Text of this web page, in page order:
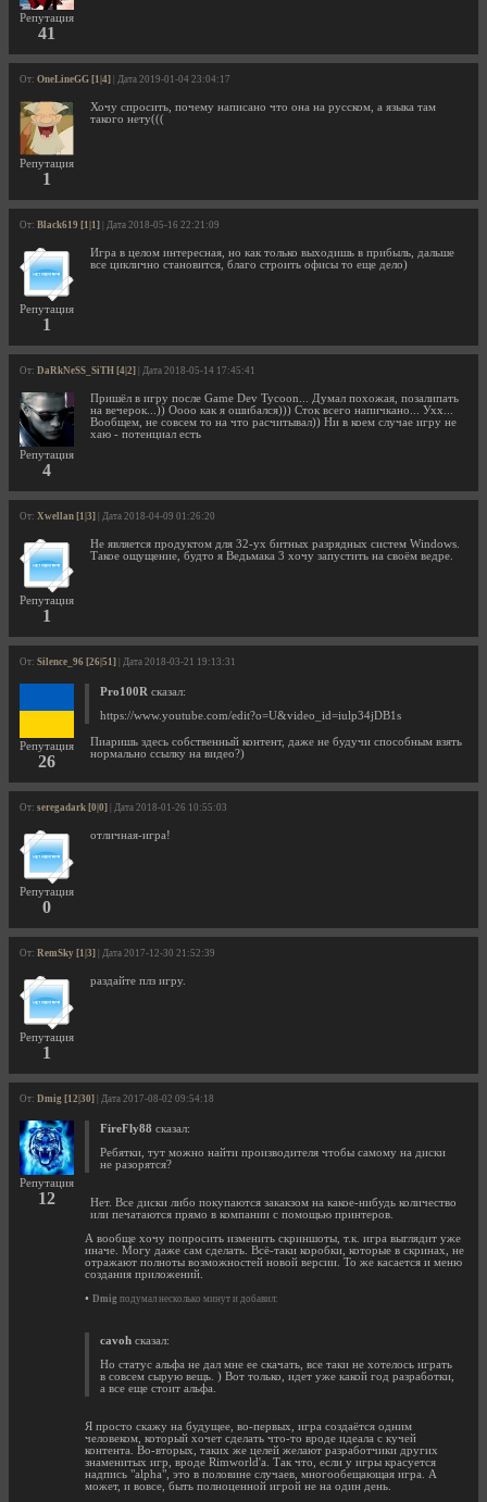
Репутация
41
От: OneLineGG [1|4] | Дата 2019-01-04 23:04:17
Репутация
1
Хочу спросить, почему написано что она на русском, а языка там
такого нету(((
От: Black619 [1|1] | Дата 2018-05-16 22:21:09
Репутация
1
Игра в целом интересная, но как только выходишь в прибыль, дальше
все циклично становится, благо строить офисы то еще дело)
От: DaRkNeSS_SiTH [4|2] | Дата 2018-05-14 17:45:41
Репутация
4
Пришёл в игру после Game Dev Tycoon... Думал похожая, позалипать
на вечерок...)) Оооо как я ошибался))) Сток всего напичкано... Ухх...
Вообщем, не совсем то на что расчитывал)) Ни в коем случае игру не
хаю - потенциал есть
От: Xwellan [1|3] | Дата 2018-04-09 01:26:20
Репутация
1
Не является продуктом для 32-ух битных разрядных систем Windows.
Такое ощущение, будто я Ведьмака 3 хочу запустить на своём ведре.
От: Silence_96 [26|51] | Дата 2018-03-21 19:13:31
Репутация
26
Pro100R сказал:
https://www.youtube.com/edit?o=U&video_id=iulp34jDB1s
Пиаришь здесь собственный контент, даже не будучи способным взять
нормально ссылку на видео?)
От: seregadark [0|0] | Дата 2018-01-26 10:55:03
Репутация
0
отличная-игра!
От: RemSky [1|3] | Дата 2017-12-30 21:52:39
Репутация
1
раздайте плз игру.
От: Dmig [12|30] | Дата 2017-08-02 09:54:18
Репутация
12
FireFly88 сказал:
Ребятки, тут можно найти производителя чтобы самому на диски
не разорятся?
Нет. Все диски либо покупаются закакзом на какое-нибудь количество
или печатаются прямо в компании с помощью принтеров.
А вообще хочу попросить изменить скриншоты, т.к. игра выглядит уже
иначе. Могу даже сам сделать. Всё-таки коробки, которые в скринах, не
отражают полноты возможностей новой версии. То же касается и меню
создания приложений.
• Dmig подумал несколько минут и добавил:
cavoh сказал:
Но статус альфа не дал мне ее скачать, все таки не хотелось играть
в совсем сырую вещь. ) Вот только, идет уже какой год разработки,
а все еще стоит альфа.
Я просто скажу на будущее, во-первых, игра создаётся одним
человеком, который хочет сделать что-то вроде идеала с кучей
контента. Во-вторых, таких же целей желают разработчики других
знаменитых игр, вроде Rimworld'а. Так что, если у игры красуется
надпись "alpha", это в половине случаев, многообещающая игра. А
может, и вовсе, быть полноценной игрой не на один день.